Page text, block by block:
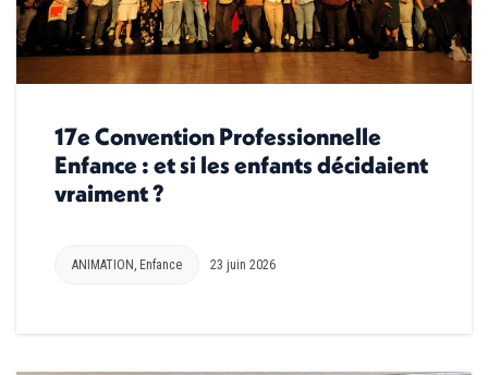
17e Convention Professionnelle
Enfance : et si les enfants décidaient
vraiment ?
ANIMATION , Enfance 23 juin 2026